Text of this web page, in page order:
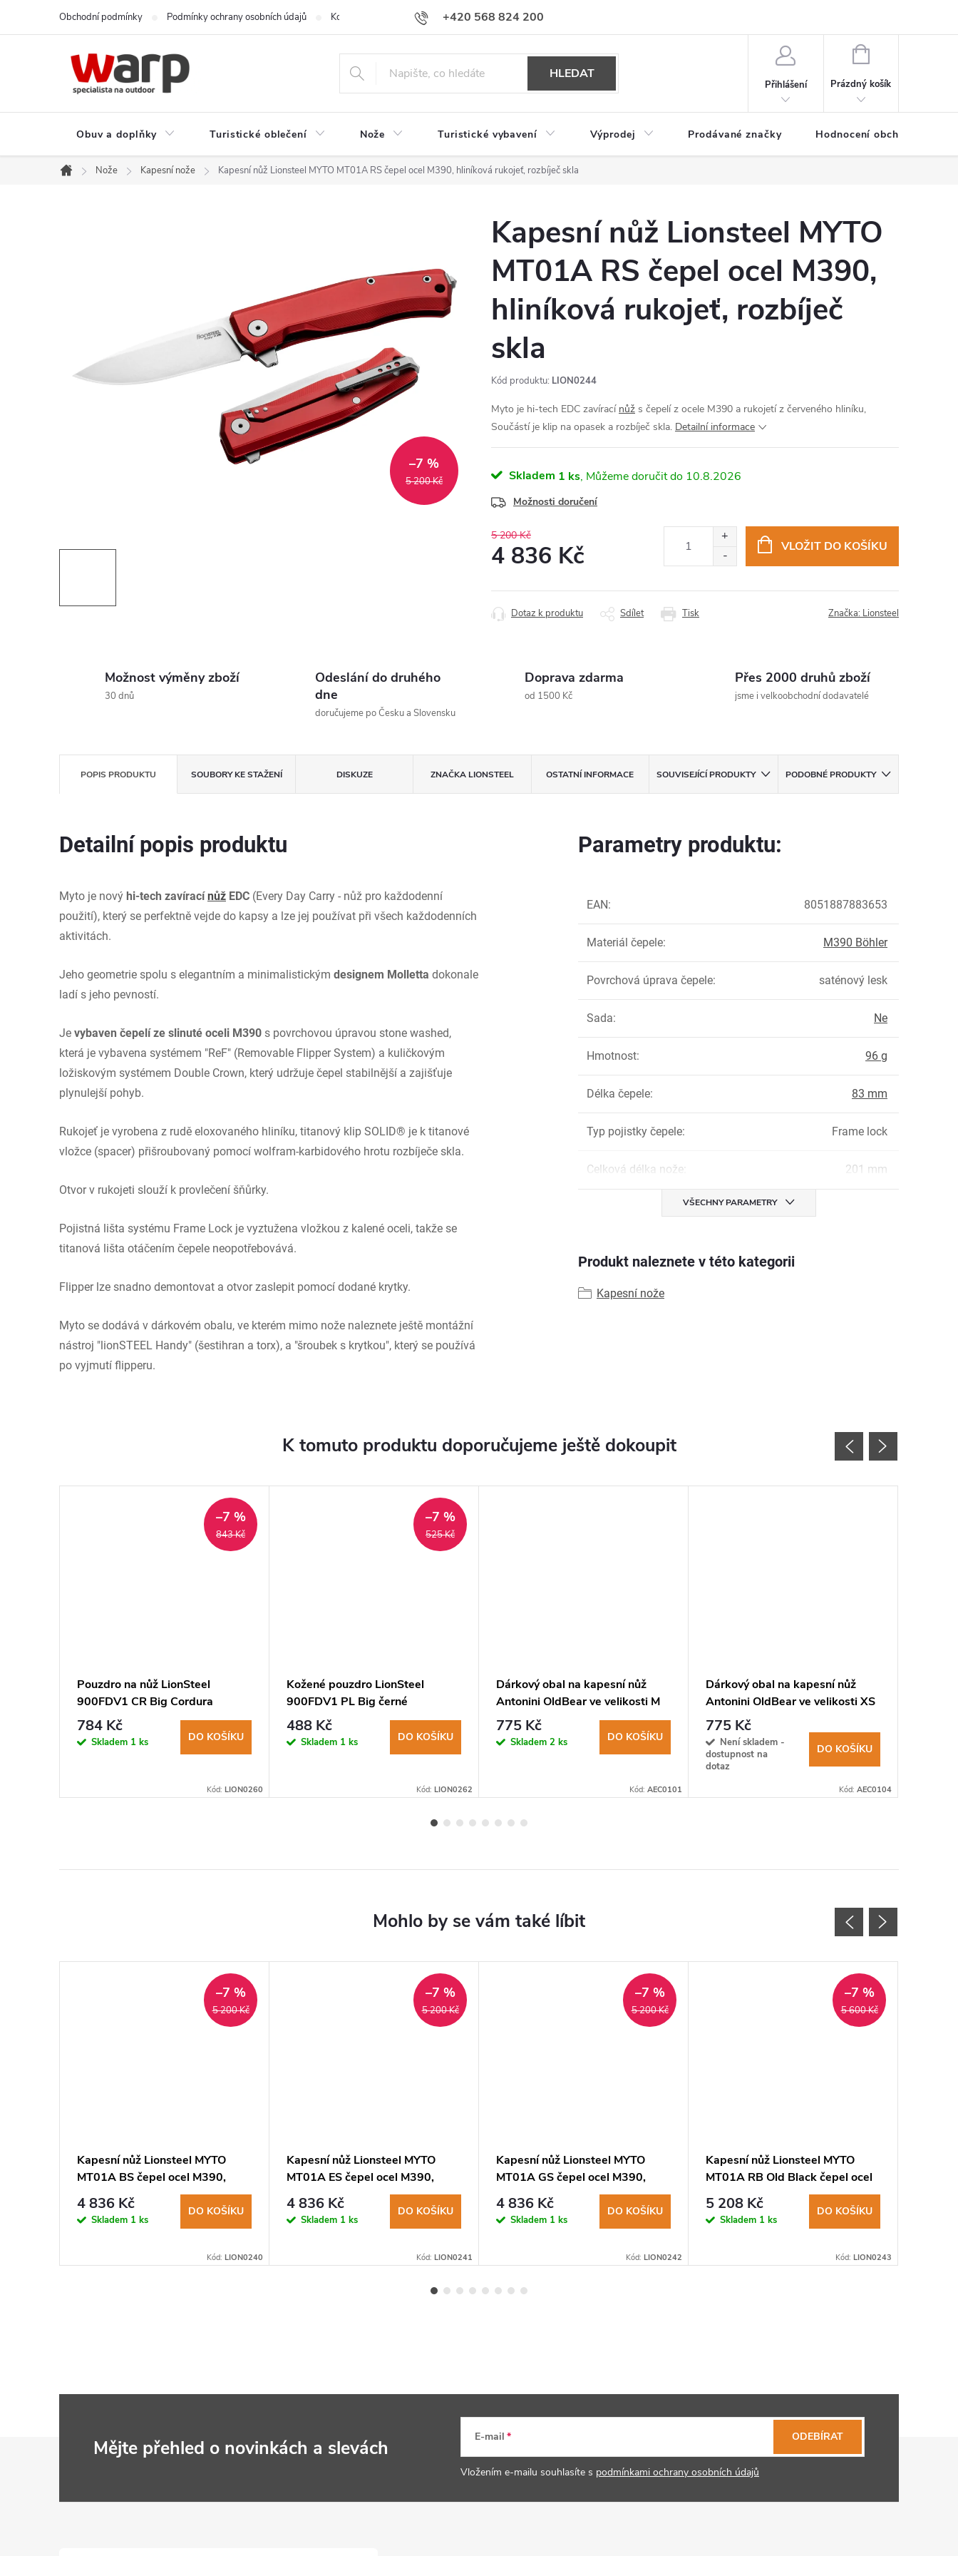
+420 568 824 200
Obchodní podmínky Podmínky ochrany osobních údajů Kontakty Doprava a platba Hodnocení obchodu
HLEDAT
Přihlášení
NÁKUPNÍ
Prázdný košík
Obuv a doplňky Turistické oblečení Nože Turistické vybavení Výprodej Prodávané značky Hodnocení obchodu
Domů
Nože Kapesní nože Kapesní nůž Lionsteel MYTO MT01A RS čepel ocel M390, hliníková rukojeť, rozbíječ skla
5 200 Kč
–7 %
Kapesní nůž Lionsteel MYTO
MT01A RS čepel ocel M390,
hliníková rukojeť, rozbíječ
skla
Kód produktu: LION0244
Myto je hi-tech EDC zavírací nůž s čepelí z ocele M390 a rukojetí z červeného hliníku,
Součástí je klip na opasek a rozbíječ skla. Detailní informace
Skladem 1 ks 10.8.2026
Možnosti doručení
5 200 Kč
4 836 Kč
cena:
VLOŽIT DO KOŠÍKU
Tisk
Dotaz k produktu Sdílet Značka: Lionsteel
Možnost výměny zboží
30 dnů
Odeslání do druhého
dne
doručujeme po Česku a Slovensku
Doprava zdarma
od 1500 Kč
Přes 2000 druhů zboží
jsme i velkoobchodní dodavatelé
POPIS PRODUKTU SOUBORY KE STAŽENÍ DISKUZE ZNAČKALIONSTEEL OSTATNÍ INFORMACE SOUVISEJÍCÍ PRODUKTY PODOBNÉ PRODUKTY
Detailní popis produktu
Myto je nový hi-tech zavíracínůž EDC (Every Day Carry - nůž pro každodenní
použití), který se perfektně vejde do kapsy a lze jej používat při všech každodenních
aktivitách.
Jeho geometrie spolu s elegantním a minimalistickým designem Molletta dokonale
ladí s jeho pevností.
Je vybaven čepelí ze slinuté oceli M390 s povrchovou úpravou stone washed,
která je vybavena systémem "ReF" (Removable Flipper System) a kuličkovým
ložiskovým systémem Double Crown, který udržuje čepel stabilnější a zajišťuje
plynulejší pohyb.
Rukojeť je vyrobena z rudě eloxovaného hliníku, titanový klip SOLID® je k titanové
vložce (spacer) přišroubovaný pomocí wolfram-karbidového hrotu rozbíječe skla.
Otvor v rukojeti slouží k provlečení šňůrky.
Pojistná lišta systému Frame Lock je vyztužena vložkou z kalené oceli, takže se
titanová lišta otáčením čepele neopotřebovává.
Flipper lze snadno demontovat a otvor zaslepit pomocí dodané krytky.
Myto se dodává v dárkovém obalu, ve kterém mimo nože naleznete ještě montážní
nástroj "lionSTEEL Handy" (šestihran a torx), a "šroubek s krytkou", který se používá
po vyjmutí flipperu.
Parametry produktu:
EAN: 8051887883653
Materiál čepele: M390 Böhler
Povrchová úprava čepele: saténový lesk
Sada: Ne
Hmotnost: 96 g
Délka čepele: 83 mm
Typ pojistky čepele: Frame lock
Celková délka nože: 201 mm
VŠECHNY PARAMETRY
Produkt naleznete v této kategorii
Kapesní nože
K tomuto produktu doporučujeme ještě dokoupit
843 Kč
–7 %
Pouzdro na nůž LionSteel
900FDV1 CR Big Cordura
784 Kč
Skladem 1 ks DO KOŠÍKU
Kód: LION0260
525 Kč
–7 %
Kožené pouzdro LionSteel
900FDV1 PL Big černé
488 Kč
Skladem 1 ks DO KOŠÍKU
Kód: LION0262
Dárkový obal na kapesní nůž
Antonini OldBear ve velikosti M
775 Kč
Skladem 2 ks DO KOŠÍKU
Kód: AEC0101
Dárkový obal na kapesní nůž
Antonini OldBear ve velikosti XS
775 Kč
Není skladem -
dostupnost na
dotaz
DO KOŠÍKU
Kód: AEC0104
5 200 Kč
–7 %
Kapesní nůž Lionsteel MYTO
MT01A BS čepel ocel M390,
hliníková rukojeť, rozbíječ skla
4 836 Kč
Skladem 1 ks
DO KOŠÍKU
Kód: LION0240
5 200 Kč
–7 %
Kapesní nůž Lionsteel MYTO
MT01A ES čepel ocel M390,
hliníková rukojeť, rozbíječ skla
4 836 Kč
Skladem 1 ks
DO KOŠÍKU
Kód: LION0241
5 200 Kč
–7 %
Kapesní nůž Lionsteel MYTO
MT01A GS čepel ocel M390,
hliníková rukojeť, rozbíječ skla
4 836 Kč
Skladem 1 ks
DO KOŠÍKU
Kód: LION0242
5 600 Kč
–7 %
Kapesní nůž Lionsteel MYTO
MT01A RB Old Black čepel ocel
M390+PVD, hliníková rukojeť,
rozbíječ skla
5 208 Kč
Skladem 1 ks
DO KOŠÍKU
Kód: LION0243
Mějte přehled o novinkách a slevách E-mail
Vložením e-mailu souhlasíte s podmínkami ochrany osobních údajů
ODEBÍRAT